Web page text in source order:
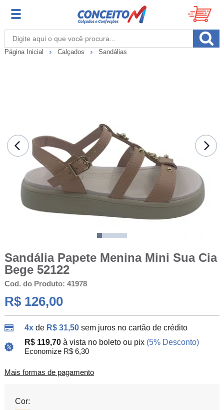
Página Inicial Calçados Sandálias
Sandália Papete Menina Mini Sua Cia
Bege 52122
Cod. do Produto: 41978
R$ 126,00
4xde R$ 31,50 sem juros no cartão de crédito
R$ 119,70 à vista no boleto ou pix (5% Desconto)
Economize R$ 6,30
Mais formas de pagamento
Cor: